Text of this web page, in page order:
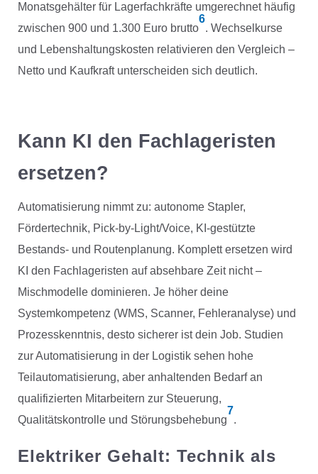
Monatsgehälter für Lagerfachkräfte umgerechnet häufig
zwischen 900 und 1.300 Euro brutto
6
. Wechselkurse
und Lebenshaltungskosten relativieren den Vergleich –
Netto und Kaufkraft unterscheiden sich deutlich.
Kann KI den Fachlageristen
ersetzen?
Automatisierung nimmt zu: autonome Stapler,
Fördertechnik, Pick-by-Light/Voice, KI-gestützte
Bestands- und Routenplanung. Komplett ersetzen wird
KI den Fachlageristen auf absehbare Zeit nicht –
Mischmodelle dominieren. Je höher deine
Systemkompetenz (WMS, Scanner, Fehleranalyse) und
Prozesskenntnis, desto sicherer ist dein Job. Studien
zur Automatisierung in der Logistik sehen hohe
Teilautomatisierung, aber anhaltenden Bedarf an
qualifizierten Mitarbeitern zur Steuerung,
Qualitätskontrolle und Störungsbehebung
7
.
Elektriker Gehalt: Technik als